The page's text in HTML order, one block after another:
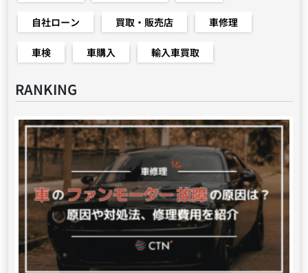
自社ローン 買取・販売店 車修理
車検 車購入 輸入車買取
RANKING